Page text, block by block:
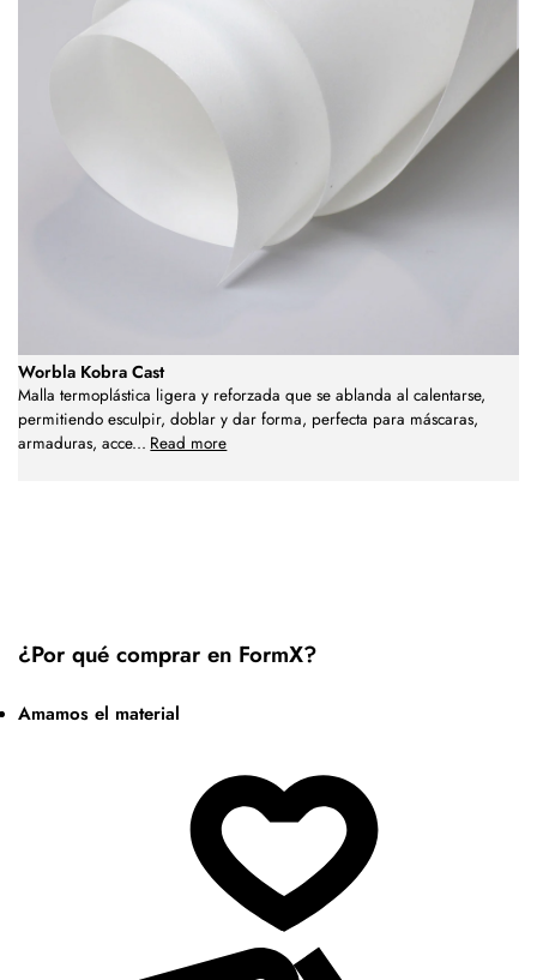
Worbla Kobra Cast
Malla termoplástica ligera y reforzada que se ablanda al calentarse,
permitiendo esculpir, doblar y dar forma, perfecta para máscaras,
armaduras, acce... Read more
¿Por qué comprar en FormX?
Amamos el material